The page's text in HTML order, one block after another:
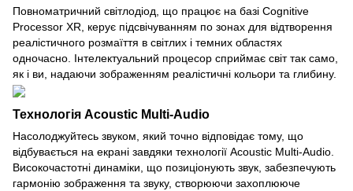
Повноматричний світлодіод, що працює на базі Cognitive
Processor XR, керує підсвічуванням по зонах для відтворення
реалістичного розмаїття в світлих і темних областях
одночасно. Інтелектуальний процесор сприймає світ так само,
як і ви, надаючи зображенням реалістичні кольори та глибину.
Технологія Acoustic Multi-Audio
Насолоджуйтесь звуком, який точно відповідає тому, що
відбувається на екрані завдяки технології Acoustic Multi-Audio.
Високочастотні динаміки, що позиціонують звук, забезпечують
гармонію зображення та звуку, створюючи захоплююче